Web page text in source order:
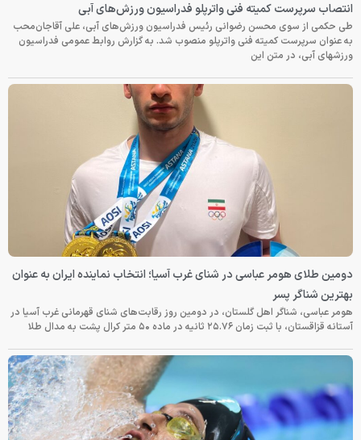
انتصاب سرپرست کمیته فنی واترپلو فدراسیون ورزش‌های آبی
طی حکمی از سوی محسن رضوانی رئیس فدراسیون ورزش‌های آبی، علی آقاجان‌محب
به عنوان سرپرست کمیته فنی واترپلو منصوب شد. به گزارش روابط عمومی فدراسیون
ورزشهای آبی، در متن این
دومین طلای هومر عباسی در شنای غرب آسیا؛ انتخاب نماینده ایران به عنوان
بهترین شناگر پسر
هومر عباسی، شناگر اهل گلستان، در دومین روز رقابت‌های شنای قهرمانی غرب آسیا در
آستانه قزاقستان، با ثبت زمان ۲۵.۷۶ ثانیه در ماده ۵۰ متر کرال پشت به مدال طلا